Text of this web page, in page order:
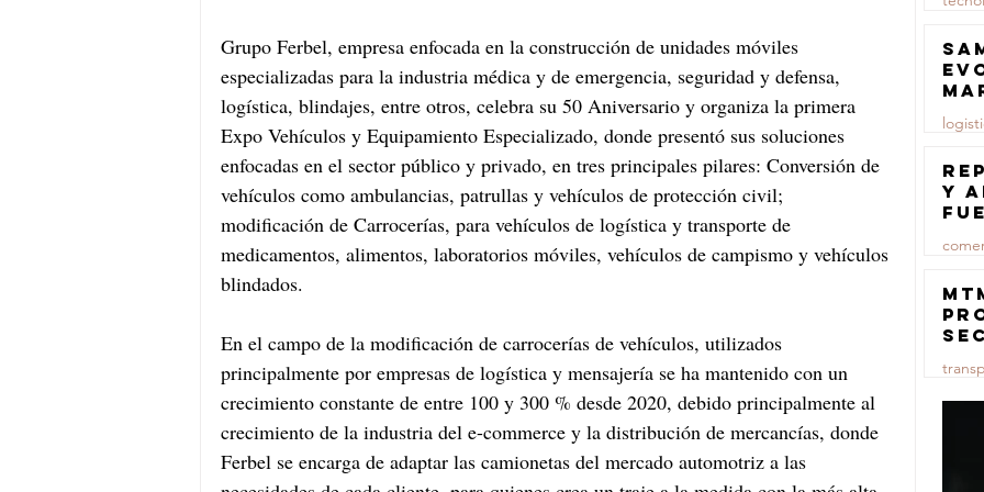
Grupo Ferbel, empresa enfocada en la construcción de unidades móviles
especializadas para la industria médica y de emergencia, seguridad y defensa,
logística, blindajes, entre otros, celebra su 50 Aniversario y organiza la primera
Expo Vehículos y Equipamiento Especializado, donde presentó sus soluciones
enfocadas en el sector público y privado, en tres principales pilares: Conversión de
vehículos como ambulancias, patrullas y vehículos de protección civil;
modificación de Carrocerías, para vehículos de logística y transporte de
medicamentos, alimentos, laboratorios móviles, vehículos de campismo y vehículos
blindados.
En el campo de la modificación de carrocerías de vehículos, utilizados
principalmente por empresas de logística y mensajería se ha mantenido con un
crecimiento constante de entre 100 y 300 % desde 2020, debido principalmente al
crecimiento de la industria del e-commerce y la distribución de mercancías, donde
Ferbel se encarga de adaptar las camionetas del mercado automotriz a las
23 jul
23 jul
y
23 jul